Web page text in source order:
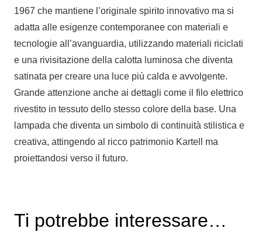
1967 che mantiene l’originale spirito innovativo ma si
adatta alle esigenze contemporanee con materiali e
tecnologie all’avanguardia, utilizzando materiali riciclati
e una rivisitazione della calotta luminosa che diventa
satinata per creare una luce più calda e avvolgente.
Grande attenzione anche ai dettagli come il filo elettrico
rivestito in tessuto dello stesso colore della base. Una
lampada che diventa un simbolo di continuità stilistica e
creativa, attingendo al ricco patrimonio Kartell ma
proiettandosi verso il futuro.
Ti potrebbe interessare…